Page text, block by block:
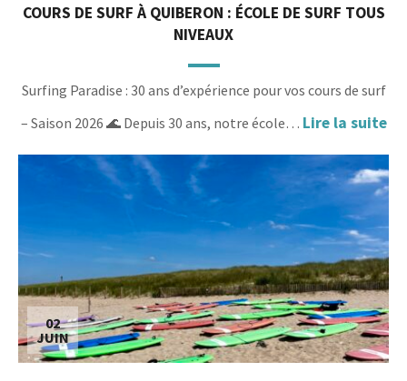
COURS DE SURF À QUIBERON : ÉCOLE DE SURF TOUS
NIVEAUX
Surfing Paradise : 30 ans d’expérience pour vos cours de surf
– Saison 2026 🌊 Depuis 30 ans, notre école… Lire la suite
02
JUIN